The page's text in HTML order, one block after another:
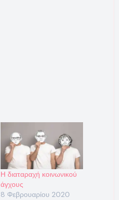
Η διαταραχή κοινωνικού
άγχους
8 Φεβρουαρίου 2020